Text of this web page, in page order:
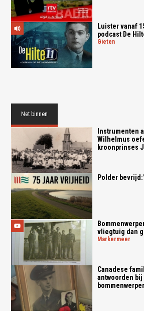
Luister vanaf
podcast De
gieten
Net binnen
Instrumenten
Wilhelmus
kroonprinses
Polder
vliegtuig dan
markermeer
Canadese
antwoorden
bommenwerper